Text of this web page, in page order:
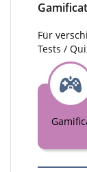
Für
Tests /